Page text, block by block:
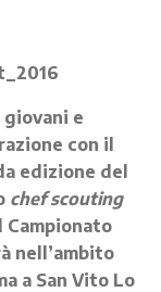
e
con il
edizione del
chef scouting
nell’ambito
a San Vito Lo